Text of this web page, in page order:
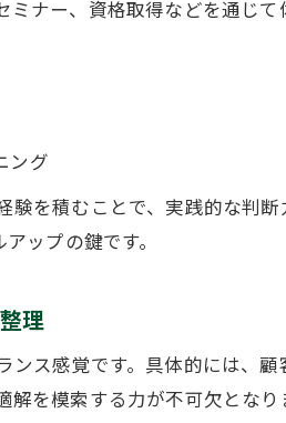
ナー、資格取得などを通じて
ング
を積むことで、実践的な判
ップの鍵です。
理
ス感覚です。具体的には、
を模索する力が不可欠となり